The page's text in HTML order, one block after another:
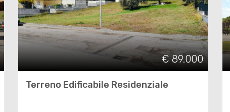
€ 89.000
Terreno Edificabile Residenziale